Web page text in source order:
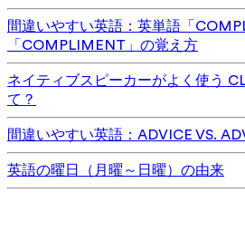
間違いやすい英語：英単語「
「COMPLIMENT」の覚え方
ネイティブスピーカーがよく使う
て？
間違いやすい英語：ADVICE VS.
英語の曜日（月曜～日曜）の由来